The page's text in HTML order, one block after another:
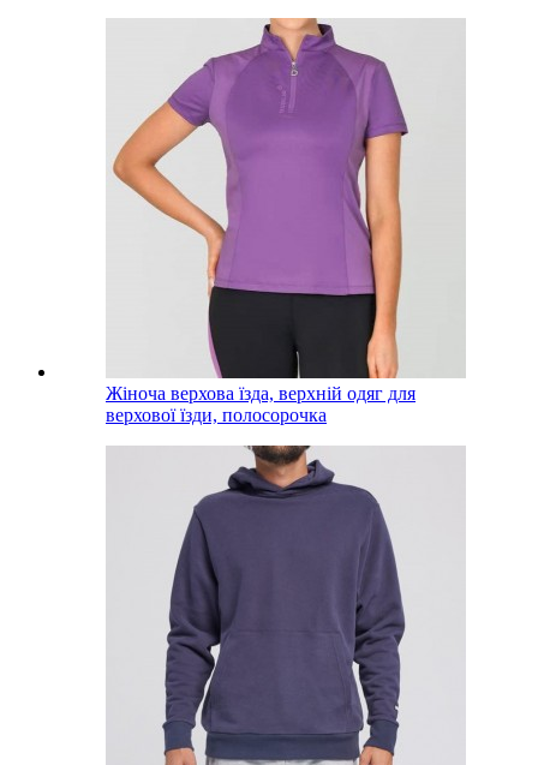
Жіноча верхова їзда, верхній одяг для
верхової їзди, полосорочка